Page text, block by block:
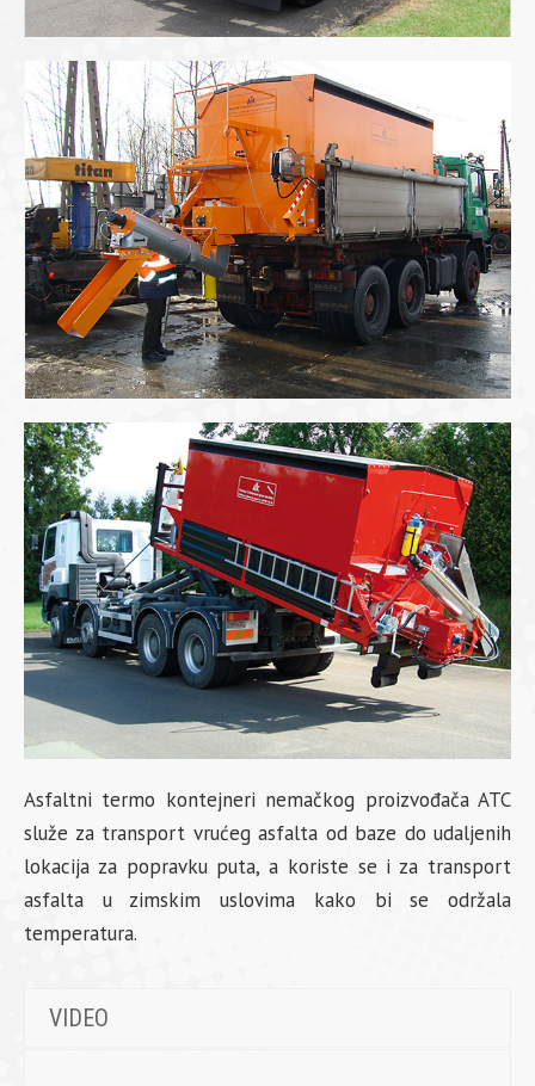
Asfaltni termo kontejneri nemačkog proizvođača ATC
služe za transport vrućeg asfalta od baze do udaljenih
lokacija za popravku puta, a koriste se i za transport
asfalta u zimskim uslovima kako bi se održala
temperatura.
VIDEO